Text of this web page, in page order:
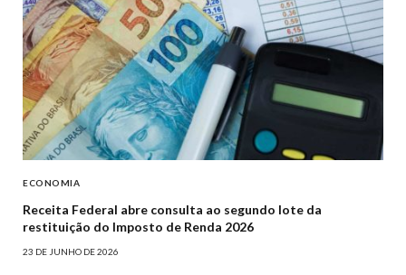
ECONOMIA
Receita Federal abre consulta ao segundo lote da
restituição do Imposto de Renda 2026
23 DE JUNHO DE 2026